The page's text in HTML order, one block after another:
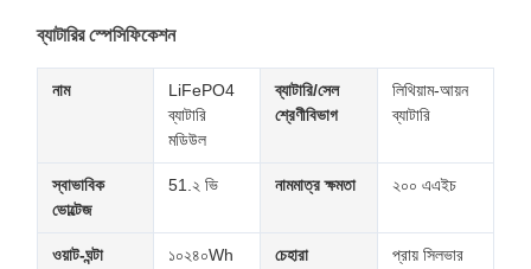
ব্যাটারির স্পেসিফিকেশন
নাম
LiFePO4
ব্যাটারি
মডিউল
ব্যাটারি/সেল
শ্রেণীবিভাগ
লিথিয়াম-আয়ন
ব্যাটারি
স্বাভাবিক
ভোল্টেজ
51.২ ভি নামমাত্র ক্ষমতা ২০০ এএইচ
ওয়াট-ঘন্টা
১০২৪০Wh চেহারা
প্রায় সিলভার